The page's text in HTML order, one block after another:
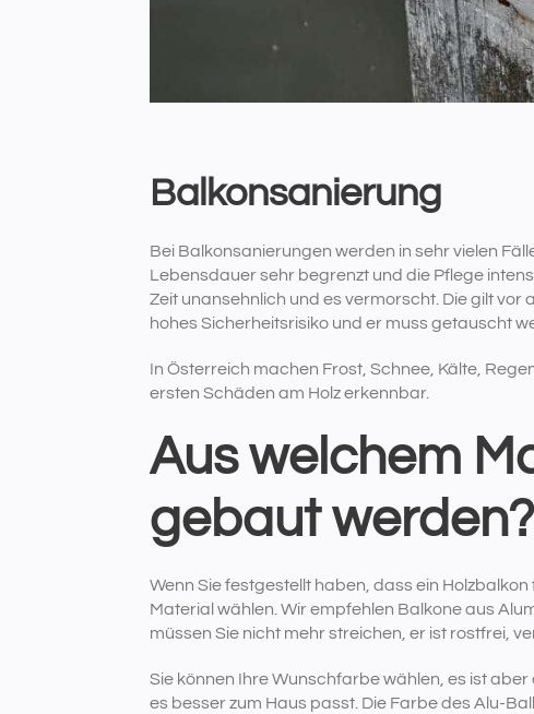
Balkonsanierung
Bei Balkonsanierungen werden in sehr vielen
Lebensdauer sehr begrenzt und die Pflege
Zeit unansehnlich und es vermorscht. Die gilt
hohes Sicherheitsrisiko und er muss getauscht
In Österreich machen Frost, Schnee, Kälte,
ersten Schäden am Holz erkennbar.
Aus welchem
gebaut werden?
Wenn Sie festgestellt haben, dass ein
Material wählen. Wir empfehlen Balkone aus
müssen Sie nicht mehr streichen, er ist rostfrei,
Sie können Ihre Wunschfarbe wählen, es ist
es besser zum Haus passt. Die Farbe des Alu-